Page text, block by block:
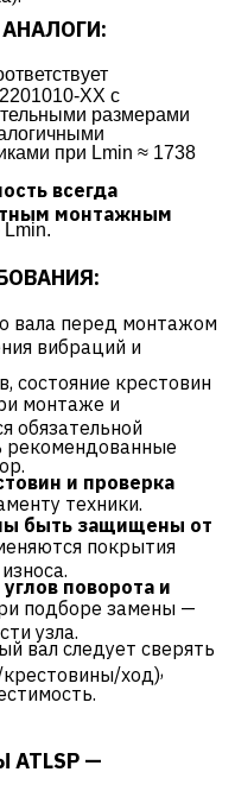
XX с
размерами
при Lmin ≈ 1738
всегда
монтажным
Lmin.
вала перед монтажом
вибраций и
состояние крестовин
монтаже и
обязательной
рекомендованные
и проверка
техники.
быть защищены от
покрытия
поворота и
подборе замены —
узла.
вал следует сверять
ход),
—